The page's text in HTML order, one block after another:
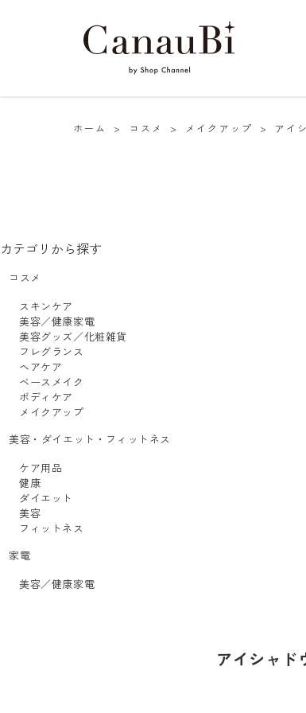
ホーム > コスメ > メイクアップ > アイ
カテゴリから探す
コスメ
スキンケア
美容／健康家電
美容グッズ／化粧雑貨
フレグランス
ヘアケア
ベースメイク
ボディケア
メイクアップ
美容・ダイエット・フィットネス
ケア用品
健康
ダイエット
美容
フィットネス
家電
美容／健康家電
アイシャド